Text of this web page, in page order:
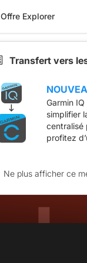
Offre Explorer
Transfert vers
Garmin
simplifier
centralisé
profitez
Ne plus afficher ce